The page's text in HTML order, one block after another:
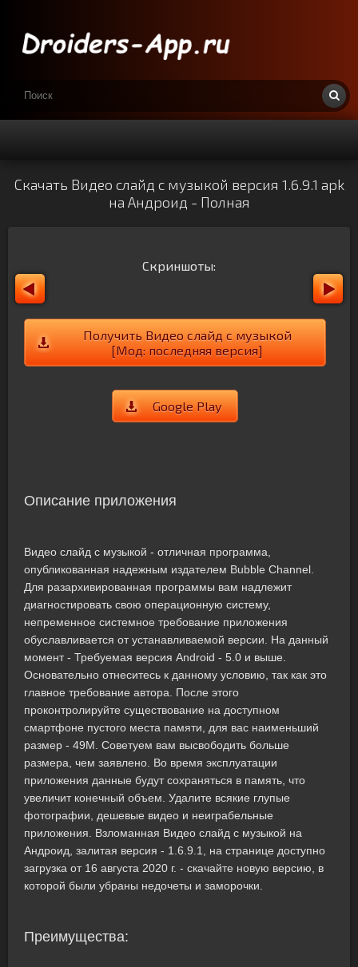
Скачать Видео слайд с музыкой версия 1.6.9.1 apk
на Андроид - Полная
Скриншоты:
Получить Видео слайд с музыкой
[Мод: последняя версия]
Google Play
Описание приложения
Видео слайд с музыкой - отличная программа,
опубликованная надежным издателем Bubble Channel.
Для разархивированная программы вам надлежит
диагностировать свою операционную систему,
непременное системное требование приложения
обуславливается от устанавливаемой версии. На данный
момент - Требуемая версия Android - 5.0 и выше.
Основательно отнеситесь к данному условию, так как это
главное требование автора. После этого
проконтролируйте существование на доступном
смартфоне пустого места памяти, для вас наименьший
размер - 49M. Советуем вам высвободить больше
размера, чем заявлено. Во время эксплуатации
приложения данные будут сохраняться в память, что
увеличит конечный объем. Удалите всякие глупые
фотографии, дешевые видео и неиграбельные
приложения. Взломанная Видео слайд с музыкой на
Андроид, залитая версия - 1.6.9.1, на странице доступно
загрузка от 16 августа 2020 г. - скачайте новую версию, в
которой были убраны недочеты и заморочки.
Преимущества: